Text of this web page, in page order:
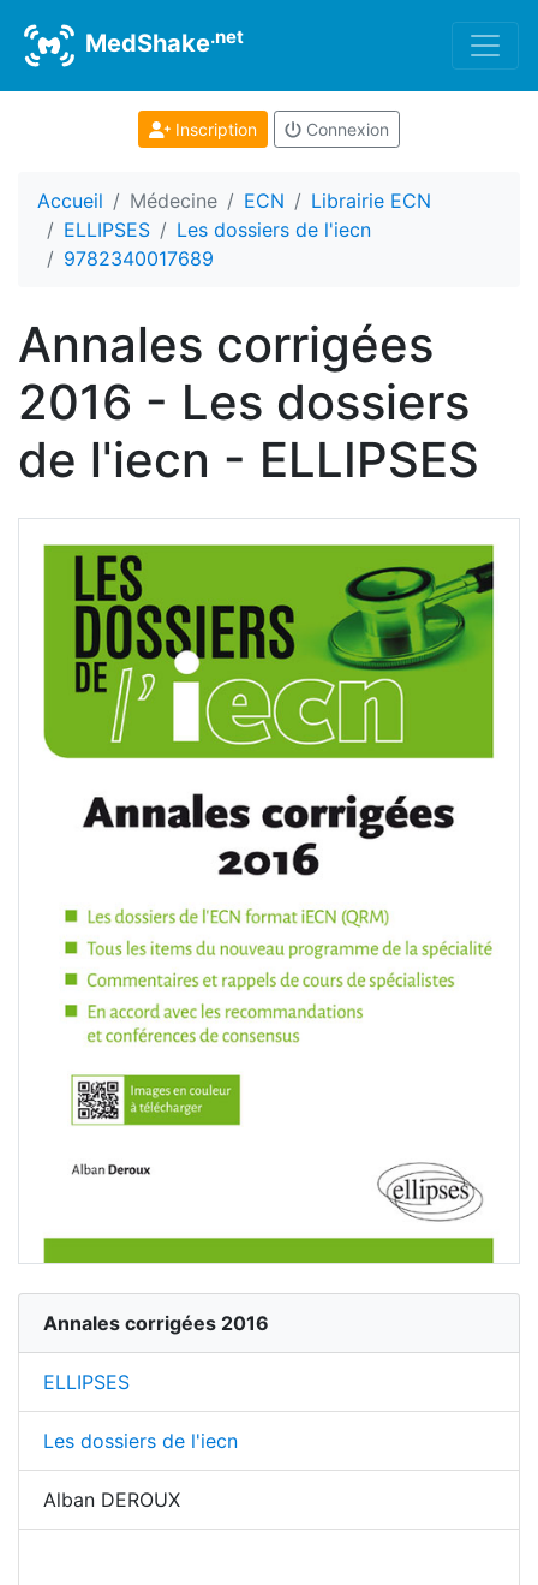
MedShake.net
Inscription Connexion
Accueil Médecine ECN
Librairie ECN
ELLIPSES
Les dossiers de l'iecn
9782340017689
Annales corrigées
2016 - Les dossiers
de l'iecn - ELLIPSES
Annales corrigées 2016
ELLIPSES
Les dossiers de l'iecn
Alban DEROUX